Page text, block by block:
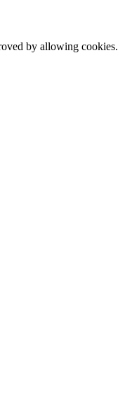
by allowing cookies.